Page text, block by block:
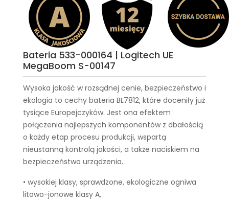
Bateria 533-000164 | Logitech UE
MegaBoom S-00147
Wysoka jakość w rozsądnej cenie, bezpieczeństwo i
ekologia to cechy bateria BL7812, które doceniły już
tysiące Europejczyków. Jest ona efektem
połączenia najlepszych komponentów z dbałością
o każdy etap procesu produkcji, wspartą
nieustanną kontrolą jakości, a także naciskiem na
bezpieczeństwo urządzenia.
• wysokiej klasy, sprawdzone, ekologiczne ogniwa
litowo-jonowe klasy A,